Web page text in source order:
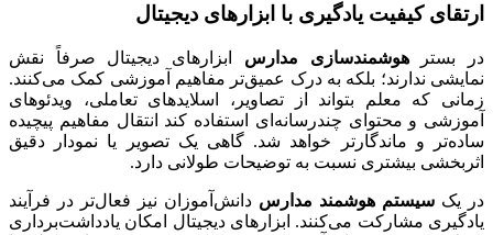
ارتقای کیفیت یادگیری با ابزارهای دیجیتال
در بسترهوشمندسازی مدارس ابزارهای دیجیتال صرفاً نقش
نمایشی ندارند؛ بلکه به درک عمیق‌تر مفاهیم آموزشی کمک می‌کنند.
زمانی که معلم بتواند از تصاویر، اسلایدهای تعاملی، ویدئوهای
آموزشی و محتوای چندرسانه‌ای استفاده کند انتقال مفاهیم پیچیده
ساده‌تر و ماندگارتر خواهد شد. گاهی یک تصویر یا نمودار دقیق
اثربخشی بیشتری نسبت به توضیحات طولانی دارد.
در یک سیستم هوشمند مدارس دانش‌آموزان نیز فعال‌تر در فرآیند
یادگیری مشارکت می‌کنند. ابزارهای دیجیتال امکان یادداشت‌برداری